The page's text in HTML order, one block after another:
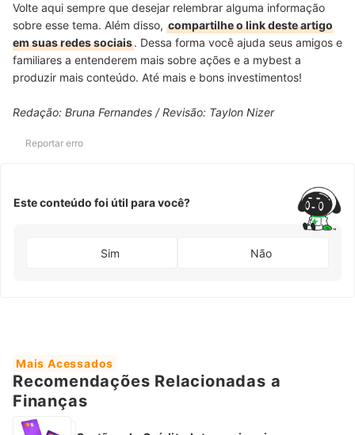
Volte aqui sempre que desejar relembrar alguma informação
sobre esse tema. Além disso, compartilhe o link deste artigo
em suas redes sociais. Dessa forma você ajuda seus amigos e
familiares a entenderem mais sobre ações e a mybest a
produzir mais conteúdo. Até mais e bons investimentos!
Redação: Bruna Fernandes / Revisão: Taylon Nizer
Reportar erro
Este conteúdo foi útil para você?
Sim Não
Mais Acessados
Recomendações Relacionadas a
Finanças